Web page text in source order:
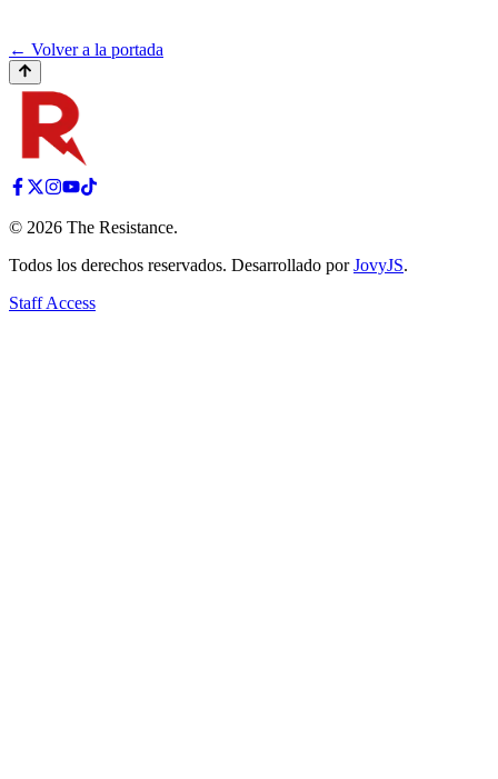
← Volver a la portada
© 2026 The Resistance.
Todos los derechos reservados. Desarrollado por JovyJS.
Staff Access